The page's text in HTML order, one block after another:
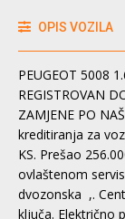
OPIS VOZILA
PEUGEOT 5008
REGISTROVAN
ZAMJENE PO
kreditiranja za
KS. Prešao
ovlaštenom
dvozonska ,.
ključa. Električno